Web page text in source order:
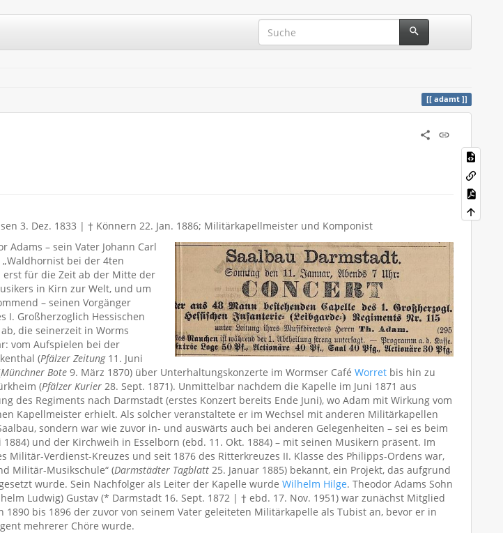
adamt
3. Dez. 1833 | † Könnern 22. Jan. 1886; Militärkapellmeister und Komponist
Adams – sein Vater Johann Carl
bei der 4ten
erst für die Zeit ab der Mitte der
in Kirn zur Welt, und um
– seinen Vorgänger
I. Großherzoglich Hessischen
die seinerzeit in Worms
vom Aufspielen bei der
(Pfälzer Zeitung11. Juni
Münchner Bote 9. März 1870) über Unterhaltungskonzerte im Wormser Café Worret bis hin zu
(Pfälzer Kurier 28. Sept. 1871). Unmittelbar nachdem die Kapelle im Juni 1871 aus
des Regiments nach Darmstadt (erstes Konzert bereits Ende Juni), wo Adam mit Wirkung vom
Kapellmeister erhielt. Als solcher veranstaltete er im Wechsel mit anderen Militärkapellen
sondern war wie zuvor in- und auswärts auch bei anderen Gelegenheiten – sei es beim
und der Kirchweih in Esselborn (ebd. 11. Okt. 1884) – mit seinen Musikern präsent. Im
Militär-Verdienst-Kreuzes und seit 1876 des Ritterkreuzes II. Klasse des Philipps-Ordens war,
Militär-Musikschule“ (Darmstädter Tagblatt 25. Januar 1885) bekannt, ein Projekt, das aufgrund
wurde. Sein Nachfolger als Leiter der Kapelle wurde Wilhelm Hilge. Theodor Adams Sohn
Ludwig) Gustav (* Darmstadt 16. Sept. 1872 | † ebd. 17. Nov. 1951) war zunächst Mitglied
bis 1896 der zuvor von seinem Vater geleiteten Militärkapelle als Tubist an, bevor er in
mehrerer Chöre wurde.